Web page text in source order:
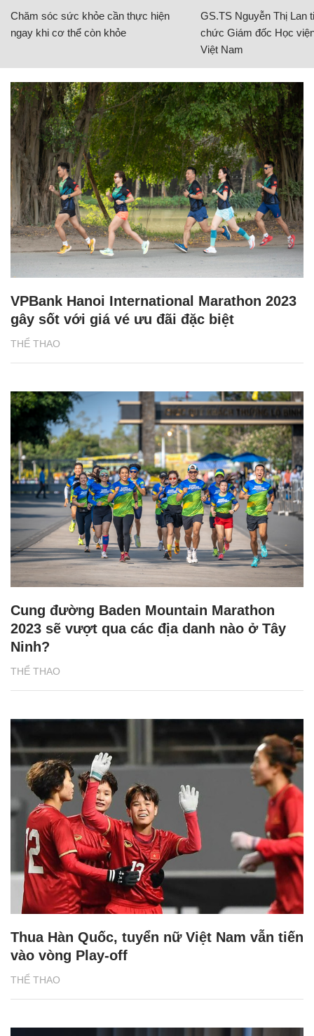
Chăm sóc sức khỏe cần thực hiện
ngay khi cơ thể còn khỏe
GS.TS Nguyễn Thị Lan
chức Giám đốc Học
Việt Nam
THỂ THAO
VPBank Hanoi International Marathon 2023
gây sốt với giá vé ưu đãi đặc biệt
THỂ THAO
Cung đường Baden Mountain Marathon
2023 sẽ vượt qua các địa danh nào ở Tây
Ninh?
THỂ THAO
Thua Hàn Quốc, tuyển nữ Việt Nam vẫn tiến
vào vòng Play-off